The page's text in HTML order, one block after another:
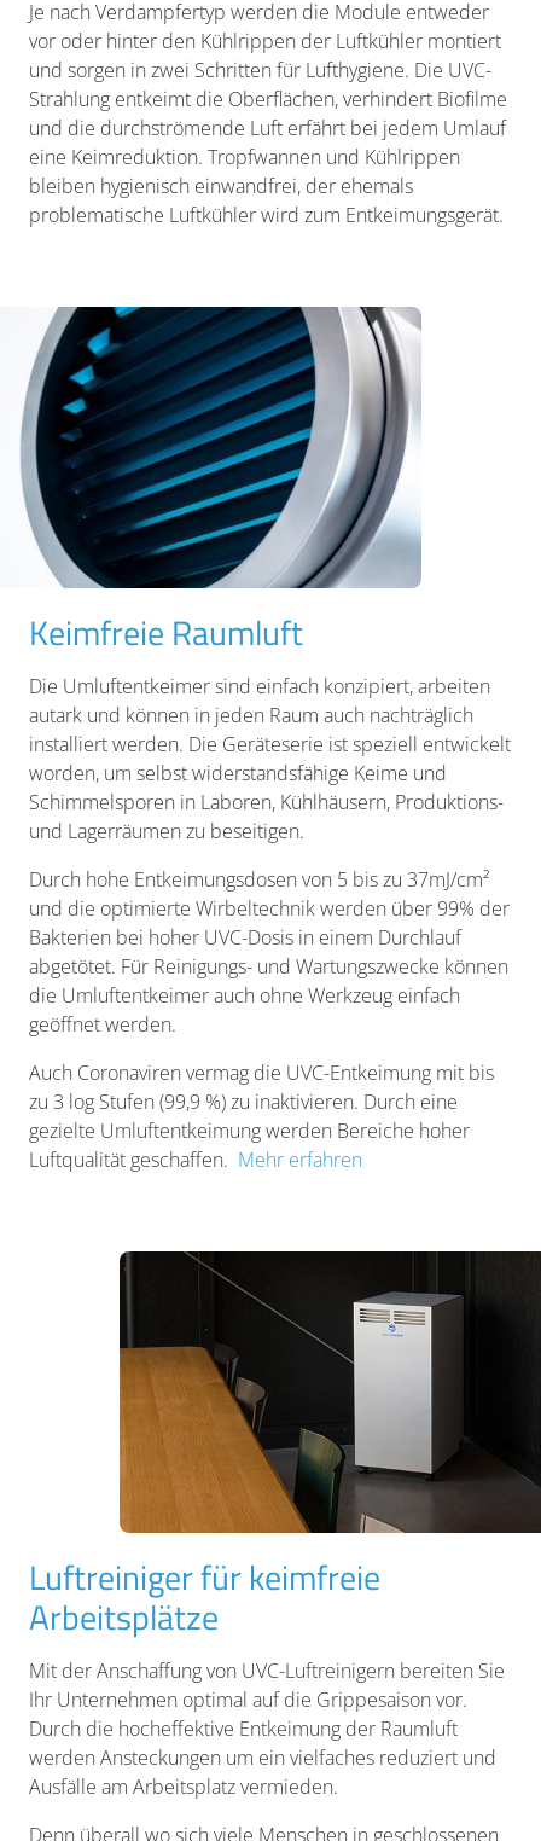
Je nach Verdampfertyp werden die Module entweder
vor oder hinter den Kühlrippen der Luftkühler montiert
und sorgen in zwei Schritten für Lufthygiene. Die UVC-
Strahlung entkeimt die Oberflächen, verhindert Biofilme
und die durchströmende Luft erfährt bei jedem Umlauf
eine Keimreduktion. Tropfwannen und Kühlrippen
bleiben hygienisch einwandfrei, der ehemals
problematische Luftkühler wird zum Entkeimungsgerät.
Keimfreie Raumluft
Die Umluftentkeimer sind einfach konzipiert, arbeiten
autark und können in jeden Raum auch nachträglich
installiert werden. Die Geräteserie ist speziell entwickelt
worden, um selbst widerstandsfähige Keime und
Schimmelsporen in Laboren, Kühlhäusern, Produktions-
und Lagerräumen zu beseitigen.
Durch hohe Entkeimungsdosen von 5 bis zu 37mJ/cm²
und die optimierte Wirbeltechnik werden über 99% der
Bakterien bei hoher UVC-Dosis in einem Durchlauf
abgetötet. Für Reinigungs- und Wartungszwecke können
die Umluftentkeimer auch ohne Werkzeug einfach
geöffnet werden.
Auch Coronaviren vermag die UVC-Entkeimung mit bis
zu 3 log Stufen (99,9 %) zu inaktivieren. Durch eine
gezielte Umluftentkeimung werden Bereiche hoher
Luftqualität geschaffen. Mehr erfahren
Luftreiniger für keimfreie
Arbeitsplätze
Mit der Anschaffung von UVC-Luftreinigern bereiten Sie
Ihr Unternehmen optimal auf die Grippesaison vor.
Durch die hocheffektive Entkeimung der Raumluft
werden Ansteckungen um ein vielfaches reduziert und
Ausfälle am Arbeitsplatz vermieden.
Denn überall wo sich viele Menschen in geschlossenen